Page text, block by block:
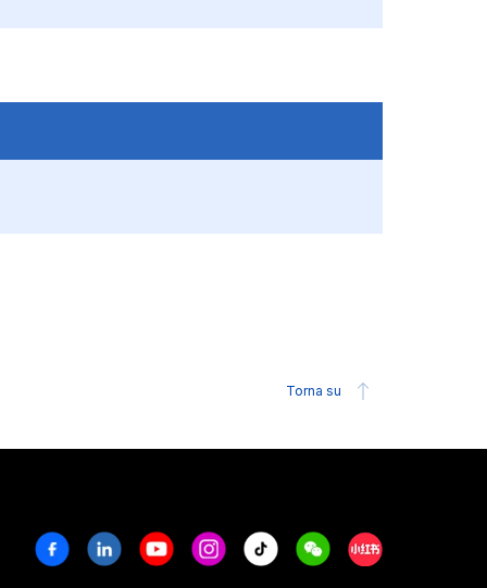
Torna su
FacebookLinkedinYoutubeInstagram
Tiktok WeechatXiaohongshu/